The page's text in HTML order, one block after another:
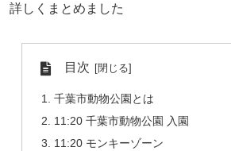
詳しくまとめました
目次
千葉市動物公園とは
11:20 千葉市動物公園 入園
11:20 モンキーゾーン